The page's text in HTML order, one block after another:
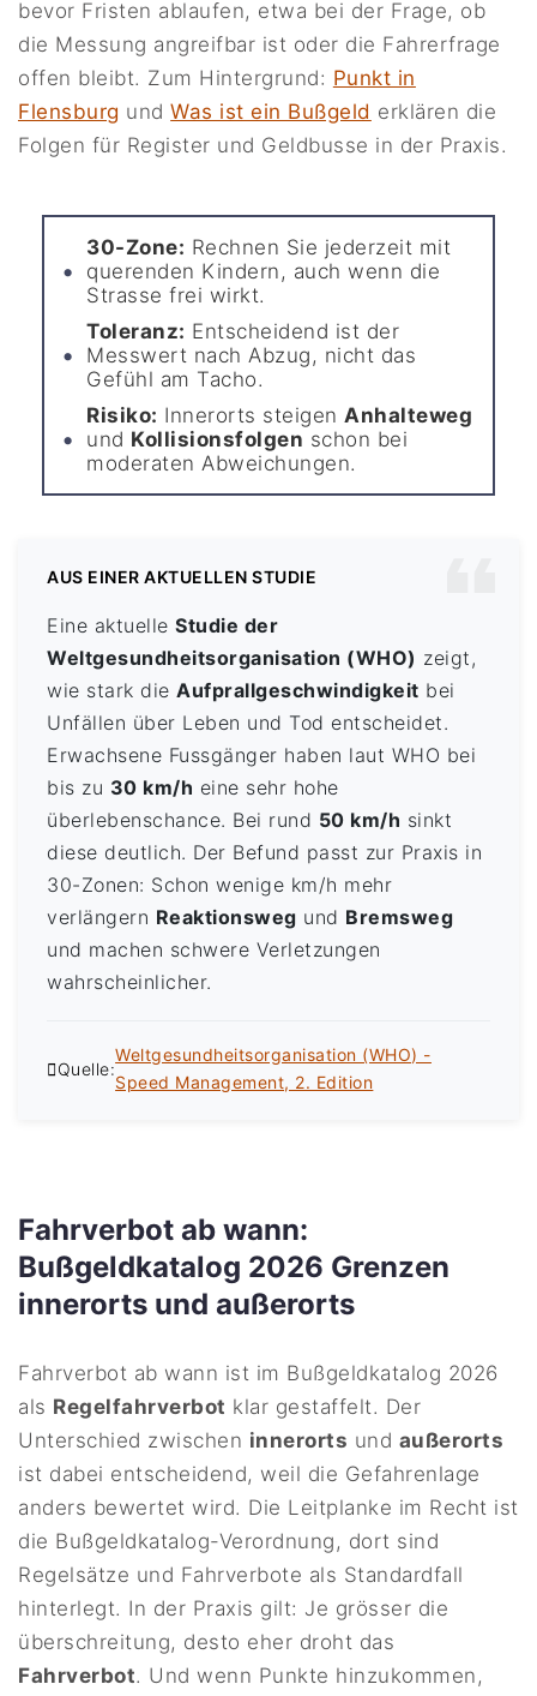
bevor Fristen ablaufen, etwa bei der Frage, ob
die Messung angreifbar ist oder die Fahrerfrage
offen bleibt. Zum Hintergrund: Punkt in
Flensburg undWas ist ein Bußgeld erklären die
Folgen für Register und Geldbusse in der Praxis.
30-Zone: Rechnen Sie jederzeit mit
querenden Kindern, auch wenn die
Strasse frei wirkt.
Toleranz: Entscheidend ist der
Messwert nach Abzug, nicht das
Gefühl am Tacho.
Risiko: Innerorts steigenAnhalteweg
und Kollisionsfolgen schon bei
moderaten Abweichungen.
AUS EINER AKTUELLEN STUDIE
Eine aktuelleStudie der
Weltgesundheitsorganisation (WHO) zeigt,
wie stark dieAufprallgeschwindigkeit bei
Unfällen über Leben und Tod entscheidet.
Erwachsene Fussgänger haben laut WHO bei
bis zu 30 km/h eine sehr hohe
überlebenschance. Bei rund 50 km/h sinkt
diese deutlich. Der Befund passt zur Praxis in
30-Zonen: Schon wenige km/h mehr
verlängern Reaktionsweg und Bremsweg
und machen schwere Verletzungen
wahrscheinlicher.
Quelle:
Weltgesundheitsorganisation (WHO) -
Speed Management, 2. Edition
Fahrverbot ab wann:
Bußgeldkatalog 2026 Grenzen
innerorts und außerorts
Fahrverbot ab wann ist im Bußgeldkatalog 2026
als Regelfahrverbot klar gestaffelt. Der
Unterschied zwischen innerorts und außerorts
ist dabei entscheidend, weil die Gefahrenlage
anders bewertet wird. Die Leitplanke im Recht ist
die Bußgeldkatalog-Verordnung, dort sind
Regelsätze und Fahrverbote als Standardfall
hinterlegt. In der Praxis gilt: Je grösser die
überschreitung, desto eher droht das
Fahrverbot. Und wenn Punkte hinzukommen,